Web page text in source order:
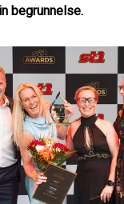
begrunnelse.